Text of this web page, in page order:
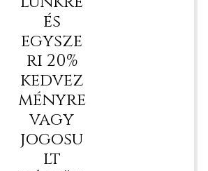
és
egysze
ri 20%
kedvez
ményre
vagy
jogosu
lt